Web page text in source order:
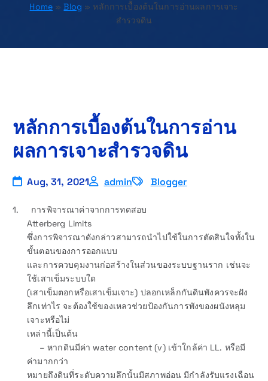
Home »Blog » หลักการเบื้องต้นในการอ่านผลการเจาะ
สำรวจดิน
หลักการเบื้องต้นในการอ่าน
ผลการเจาะสำรวจดิน
Aug, 31, 2021 admin Blogger
1. การพิจารณาค่าจากการทดสอบ
Atterberg Limits
ซึ่งการพิจารณาดังกล่าวสามารถนำไปใช้ในการตัดสินใจทั้งใน
ขั้นตอนของการออกแบบ
และการควบคุมงานก่อสร้างในส่วนของระบบฐานราก เช่นจะ
ใช้เสาเข็มระบบใด
(เสาเข็มตอกหรือเสาเข็มเจาะ) ปลอกเหล็กกันดินพังควรจะฝัง
ลึกเท่าไร จะต้องใช้ของเหลวช่วยป้องกันการพังของผนังหลุม
เจาะหรือไม่
เหล่านี้เป็นต้น
– หากดินมีค่า water content (v) เข้าใกล้ค่า LL. หรือมี
ค่ามากกว่า
หมายถึงดินที่ระดับความลึกนั้นมีสภาพอ่อน มีกำลังรับแรงเฉือน